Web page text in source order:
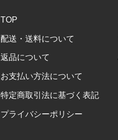
TOP
配送・送料について
返品について
お支払い方法について
特定商取引法に基づく表記
プライバシーポリシー